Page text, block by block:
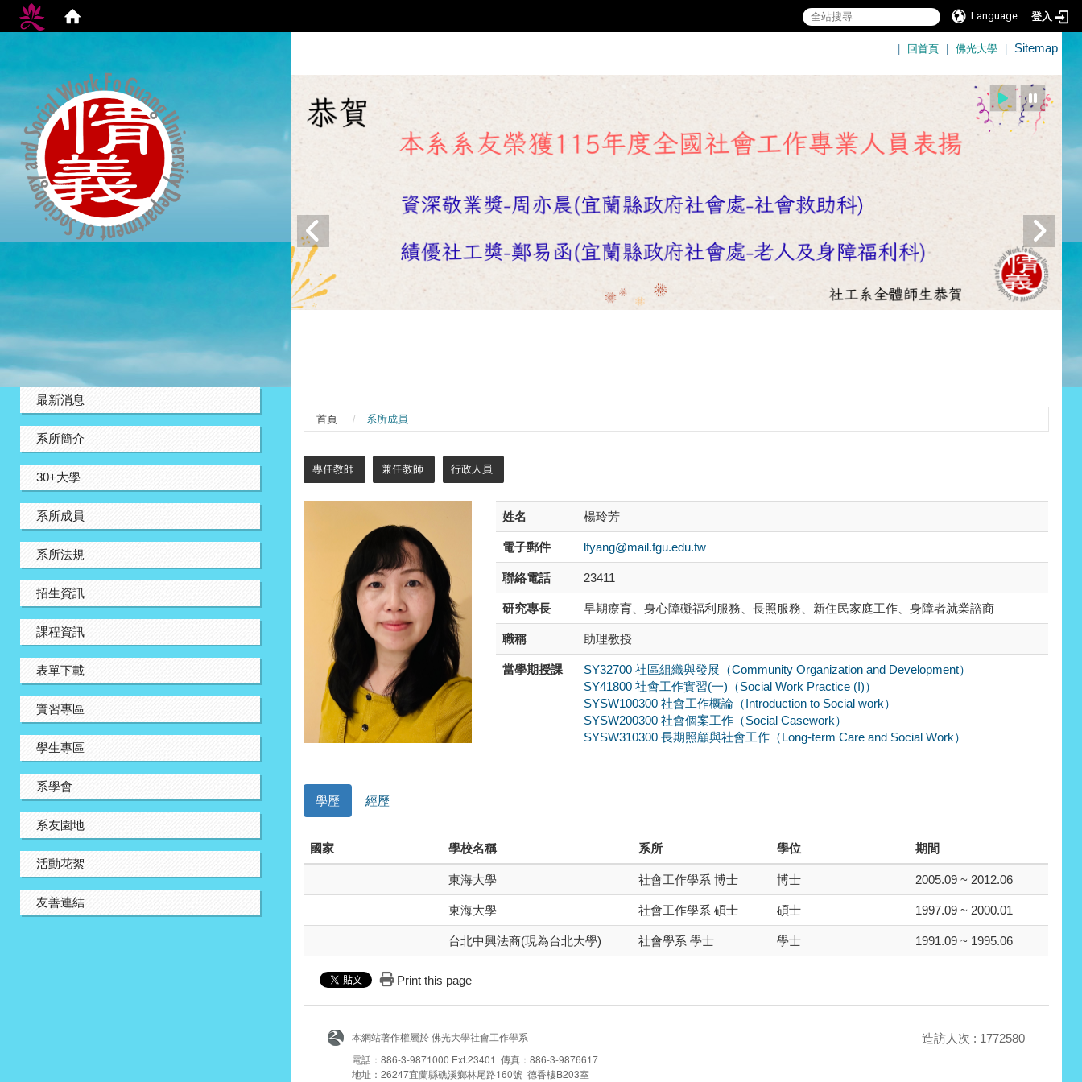
Language 登入
| 回首頁 | 佛光大學 | Sitemap
最新消息
系所簡介
30+大學
系所成員
系所法規
招生資訊
課程資訊
表單下載
實習專區
學生專區
系學會
系友園地
活動花絮
友善連結
首頁 系所成員
專任教師 兼任教師 行政人員
姓名 楊玲芳
電子郵件 lfyang@mail.fgu.edu.tw
聯絡電話 23411
研究專長 早期療育、身心障礙福利服務、長照服務、新住民家庭工作、身障者就業諮商
職稱 助理教授
當學期授課
SY32700 社區組織與發展（Community Organization and Development）
SY41800 社會工作實習(一)（Social Work Practice (I)）
SYSW100300 社會工作概論（Introduction to Social work）
SYSW200300 社會個案工作（Social Casework）
SYSW310300 長期照顧與社會工作（Long-term Care and Social Work）
學歷 經歷
國家 學校名稱 系所 學位 期間
東海大學 社會工作學系 博士 博士 2005.09 ~ 2012.06
東海大學 社會工作學系 碩士 碩士 1997.09 ~ 2000.01
台北中興法商(現為台北大學) 社會學系 學士 學士 1991.09 ~ 1995.06
Print this page
本網站著作權屬於 佛光大學社會工作學系
電話：886-3-9871000 Ext.23401 傳真：886-3-9876617
地址：26247宜蘭縣礁溪鄉林尾路160號 德香樓B203室
造訪人次 : 1772580